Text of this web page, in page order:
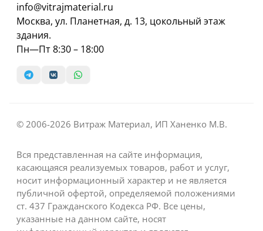
info@vitrajmaterial.ru
Москва, ул. Планетная, д. 13, цокольный этаж
здания.
Пн—Пт 8:30 – 18:00
© 2006-2026 Витраж Материал, ИП Ханенко М.В.
Вся представленная на сайте информация,
касающаяся реализуемых товаров, работ и услуг,
носит информационный характер и не является
публичной офертой, определяемой положениями
ст. 437 Гражданского Кодекса РФ. Все цены,
указанные на данном сайте, носят